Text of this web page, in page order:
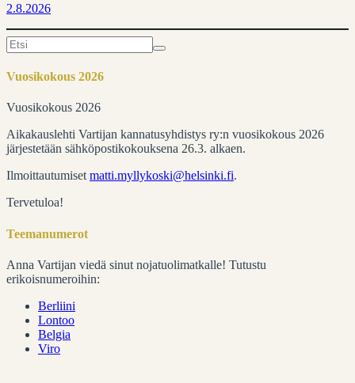
2.8.2026
Search
for:
Vuosikokous 2026
Vuosikokous 2026
Aikakauslehti Vartijan kannatusyhdistys ry:n vuosikokous 2026
järjestetään sähköpostikokouksena 26.3. alkaen.
Ilmoittautumiset matti.myllykoski@helsinki.fi.
Tervetuloa!
Teemanumerot
Anna Vartijan viedä sinut nojatuolimatkalle! Tutustu
erikoisnumeroihin:
Berliini
Lontoo
Belgia
Viro